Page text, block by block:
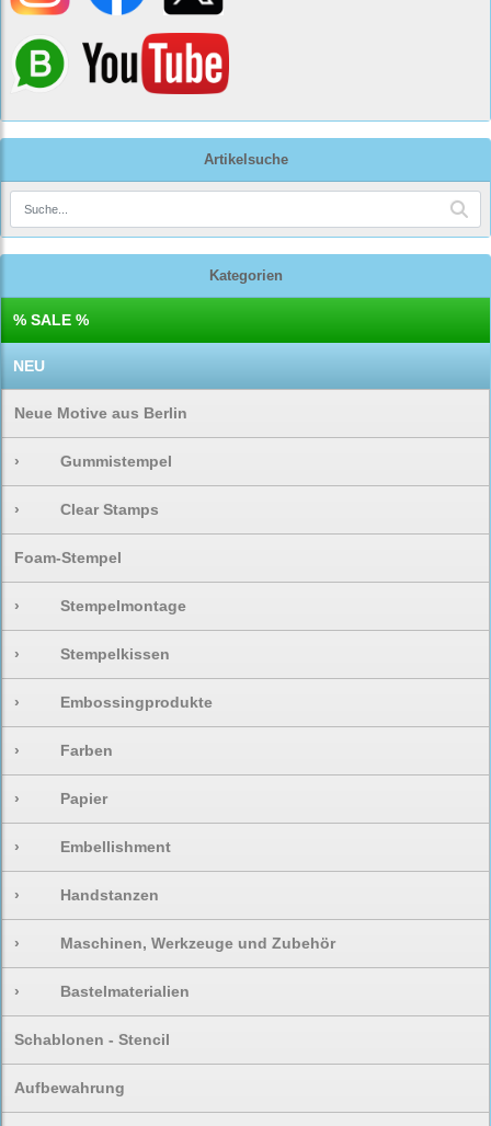
Artikelsuche
Kategorien
% SALE %
NEU
Neue Motive aus Berlin
› Gummistempel
› Clear Stamps
Foam-Stempel
› Stempelmontage
› Stempelkissen
› Embossingprodukte
› Farben
› Papier
› Embellishment
› Handstanzen
› Maschinen, Werkzeuge und Zubehör
› Bastelmaterialien
Schablonen - Stencil
Aufbewahrung